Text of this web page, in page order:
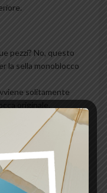
pezzi? No, questo
la sella monoblocco
solitamente